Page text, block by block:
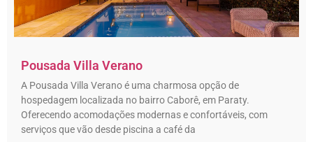
Pousada Villa Verano
A Pousada Villa Verano é uma charmosa opção de
hospedagem localizada no bairro Caborê, em Paraty.
Oferecendo acomodações modernas e confortáveis, com
serviços que vão desde piscina a café da